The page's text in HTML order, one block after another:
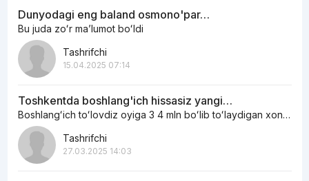
Dunyodagi eng baland osmono'par…
Bu juda zoʻr maʼlumot boʻldi
Tashrifchi
15.04.2025 07:14
Toshkentda boshlang'ich hissasiz yangi…
Boshlangʻich toʻlovdiz oyiga 3 4 mln boʻlib toʻlaydigan xonadonlar bormi
Tashrifchi
27.03.2025 14:03